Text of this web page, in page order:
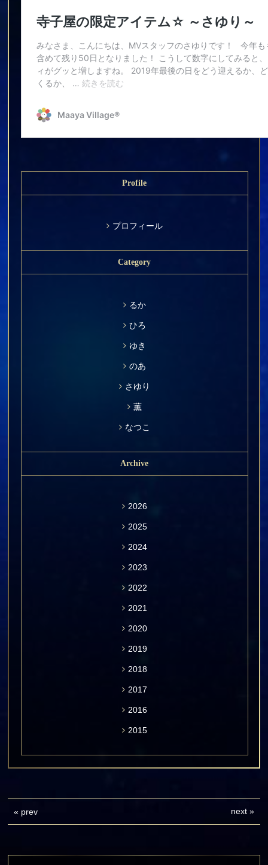
Profile
プロフィール
Category
るか
ひろ
ゆき
のあ
さゆり
薫
なつこ
Archive
2026
2025
2024
2023
2022
2021
2020
2019
2018
2017
2016
2015
« prev next»